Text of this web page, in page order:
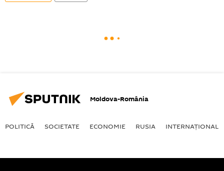
Moldova-România
POLITICĂ SOCIETATE ECONOMIE RUSIA INTERNAŢIONAL